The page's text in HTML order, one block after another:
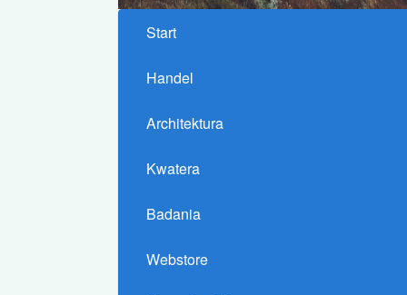
Start
Handel
Architektura
Kwatera
Badania
Webstore